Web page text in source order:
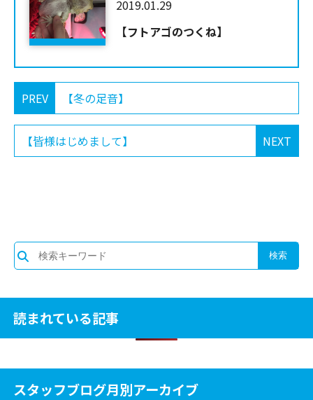
2019.01.29
【フトアゴのつくね】
PREV 【冬の足音】
NEXT
【皆様はじめまして】
読まれている記事
スタッフブログ月別アーカイブ